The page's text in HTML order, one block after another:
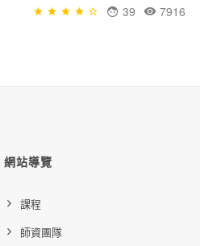
7916
39
網站導覽
課程
師資團隊